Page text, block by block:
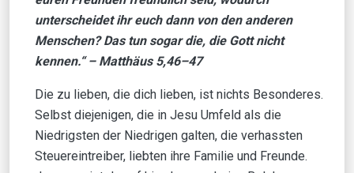
unterscheidet ihr euch dann von den anderen
Menschen? Das tun sogar die, die Gott nicht
kennen.“– Matthäus 5,46–47
Die zu lieben, die dich lieben, ist nichts Besonderes.
Selbst diejenigen, die in Jesu Umfeld als die
Niedrigsten der Niedrigen galten, die verhassten
Steuereintreiber, liebten ihre Familie und Freunde.